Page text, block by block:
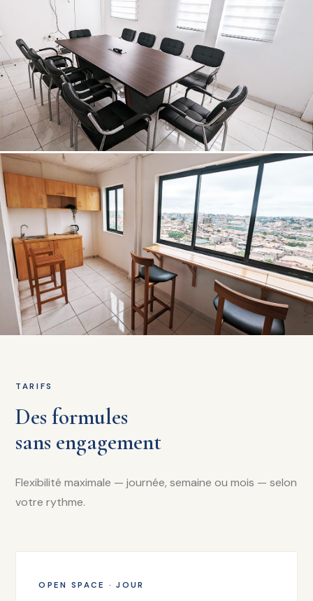
TARIFS
Des formules
sans engagement
Flexibilité maximale — journée, semaine ou mois — selon
votre rythme.
OPEN SPACE · JOUR